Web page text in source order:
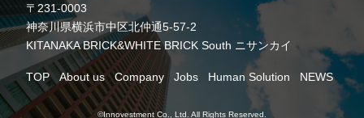
〒231-0003
神奈川県横浜市中区北仲通5-57-2
KITANAKA BRICK&WHITE BRICK South ニサンカイ
TOP About us Company Jobs Human Solution NEWS
©Innovestment Co., Ltd. All Rights Reserved.